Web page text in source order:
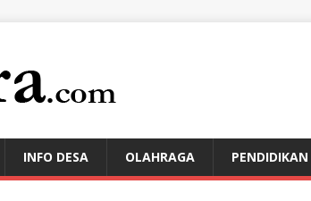
INFO DESA OLAHRAGA PENDIDIKAN